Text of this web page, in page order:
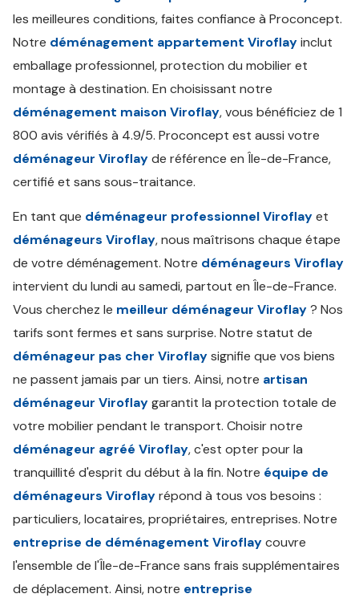
les meilleures conditions, faites confiance à Proconcept.
Notre déménagement appartement Viroflayinclut
emballage professionnel, protection du mobilier et
montage à destination. En choisissant notre
déménagement maison Viroflay, vous bénéficiez de 1
800 avis vérifiés à 4.9/5. Proconcept est aussi votre
déménageur Viroflayde référence en Île-de-France,
certifié et sans sous-traitance.
En tant que déménageur professionnel Viroflayet
déménageurs Viroflay, nous maîtrisons chaque étape
de votre déménagement. Notre déménageurs Viroflay
intervient du lundi au samedi, partout en Île-de-France.
Vous cherchez le meilleur déménageur Viroflay? Nos
tarifs sont fermes et sans surprise. Notre statut de
déménageur pas cher Viroflaysignifie que vos biens
ne passent jamais par un tiers. Ainsi, notre artisan
déménageur Viroflaygarantit la protection totale de
votre mobilier pendant le transport. Choisir notre
déménageur agréé Viroflay, c'est opter pour la
tranquillité d'esprit du début à la fin. Notre équipe de
déménageurs Viroflayrépond à tous vos besoins :
particuliers, locataires, propriétaires, entreprises. Notre
entreprise de déménagement Viroflaycouvre
l'ensemble de l'Île-de-France sans frais supplémentaires
de déplacement. Ainsi, notre entreprise